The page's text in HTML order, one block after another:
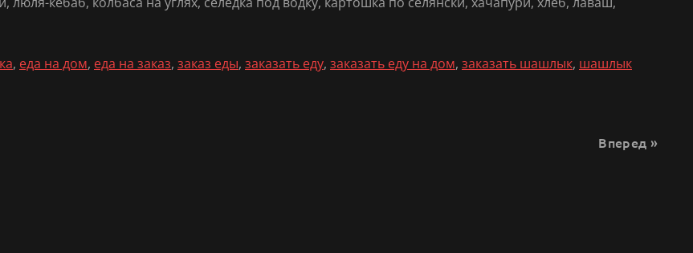
, еда на дом, еда на заказ, заказ еды, заказать еду, заказать еду на дом, заказать шашлык, шашлык
Вперед »